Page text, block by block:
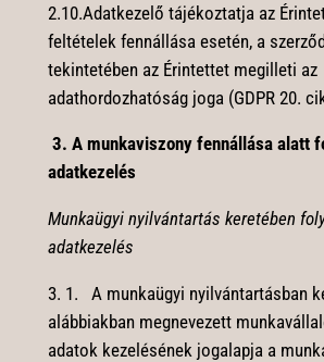
2.10.Adatkezelő tájékoztatja az
feltételek fennállása esetén, a
tekintetében az Érintettet megilleti az
adathordozhatóság joga (GDPR 20.
3. A munkaviszony fennállása alatt
adatkezelés
Munkaügyi nyilvántartás keretében
adatkezelés
3. 1. A munkaügyi nyilvántartásban
alábbiakban megnevezett
adatok kezelésének jogalapja a